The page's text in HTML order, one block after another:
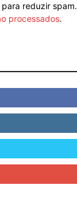
reduzir spam.
processados.